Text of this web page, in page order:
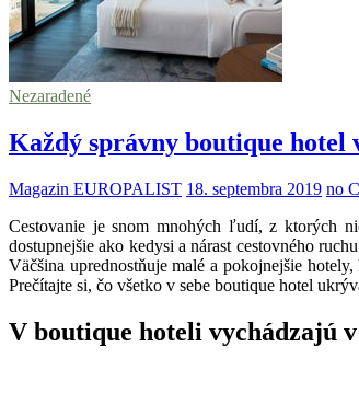
Nezaradené
Každý správny boutique hotel
Magazin EUROPALIST 18. septembra 2019 no
Cestovanie je snom mnohých ľudí, z ktorých
dostupnejšie ako kedysi a nárast cestovného
Väčšina uprednostňuje malé a pokojnejšie
Prečítajte si, čo všetko v sebe boutique hotel
V boutique hoteli vychádzajú